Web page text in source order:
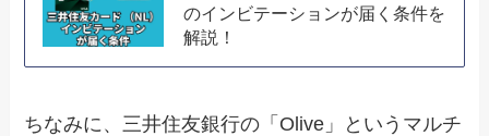
のインビテーションが届く条件を
解説！
ちなみに、三井住友銀行の「Olive」というマルチ